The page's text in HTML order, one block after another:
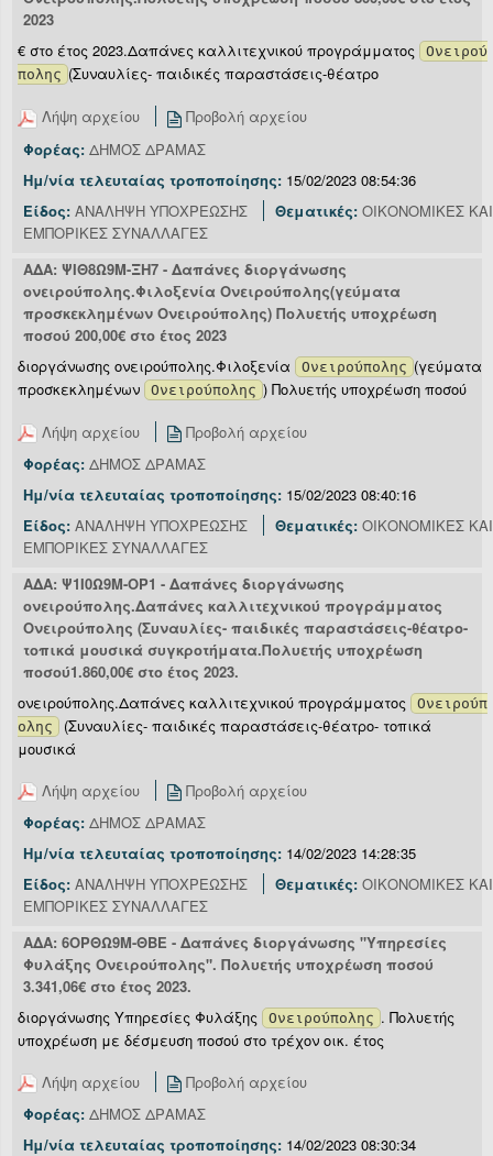
2023
€ στο έτος 2023.Δαπάνες καλλιτεχνικού προγράμματος
Ονειρού
πολης (Συναυλίες- παιδικές παραστάσεις-θέατρο
Λήψη αρχείου
Προβολή αρχείου
Φορέας: ΔΗΜΟΣ ΔΡΑΜΑΣ
Ημ/νία τελευταίας τροποποίησης: 15/02/2023 08:54:36
Είδος: ΑΝΑΛΗΨΗ ΥΠΟΧΡΕΩΣΗΣ Θεματικές: ΟΙΚΟΝΟΜΙΚΕΣ ΚΑΙ
ΕΜΠΟΡΙΚΕΣ ΣΥΝΑΛΛΑΓΕΣ
ΑΔΑ: ΨΙΘ8Ω9Μ-ΞΗ7 - Δαπάνες διοργάνωσης
ονειρούπολης.Φιλοξενία Ονειρούπολης(γεύματα
προσκεκλημένων Ονειρούπολης) Πολυετής υποχρέωση
ποσού 200,00€ στο έτος 2023
διοργάνωσης ονειρούπολης.Φιλοξενία
Ονειρούπολης (γεύματα
προσκεκλημένων
Ονειρούπολης ) Πολυετής υποχρέωση ποσού
Λήψη αρχείου
Προβολή αρχείου
Φορέας: ΔΗΜΟΣ ΔΡΑΜΑΣ
Ημ/νία τελευταίας τροποποίησης: 15/02/2023 08:40:16
Είδος: ΑΝΑΛΗΨΗ ΥΠΟΧΡΕΩΣΗΣ Θεματικές: ΟΙΚΟΝΟΜΙΚΕΣ ΚΑΙ
ΕΜΠΟΡΙΚΕΣ ΣΥΝΑΛΛΑΓΕΣ
ΑΔΑ: Ψ1Ι0Ω9Μ-ΟΡ1 - Δαπάνες διοργάνωσης
ονειρούπολης.Δαπάνες καλλιτεχνικού προγράμματος
Ονειρούπολης (Συναυλίες- παιδικές παραστάσεις-θέατρο-
τοπικά μουσικά συγκροτήματα.Πολυετής υποχρέωση
ποσού1.860,00€ στο έτος 2023.
ονειρούπολης.Δαπάνες καλλιτεχνικού προγράμματος
Ονειρούπ
ολης
(Συναυλίες- παιδικές παραστάσεις-θέατρο- τοπικά
μουσικά
Λήψη αρχείου
Προβολή αρχείου
Φορέας: ΔΗΜΟΣ ΔΡΑΜΑΣ
Ημ/νία τελευταίας τροποποίησης: 14/02/2023 14:28:35
Είδος: ΑΝΑΛΗΨΗ ΥΠΟΧΡΕΩΣΗΣ Θεματικές: ΟΙΚΟΝΟΜΙΚΕΣ ΚΑΙ
ΕΜΠΟΡΙΚΕΣ ΣΥΝΑΛΛΑΓΕΣ
ΑΔΑ: 6ΟΡΘΩ9Μ-ΘΒΕ - Δαπάνες διοργάνωσης "Υπηρεσίες
Φυλάξης Ονειρούπολης". Πολυετής υποχρέωση ποσού
3.341,06€ στο έτος 2023.
διοργάνωσης Υπηρεσίες Φυλάξης
Ονειρούπολης . Πολυετής
υποχρέωση με δέσμευση ποσού στο τρέχον οικ. έτος
Λήψη αρχείου
Προβολή αρχείου
Φορέας: ΔΗΜΟΣ ΔΡΑΜΑΣ
Ημ/νία τελευταίας τροποποίησης: 14/02/2023 08:30:34